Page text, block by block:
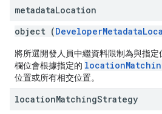
metadataLocation
object (
將所選開發人員中繼資料限制為與指
欄位會根據指定的
位置或所有相交位置。
locationMatchingStrategy